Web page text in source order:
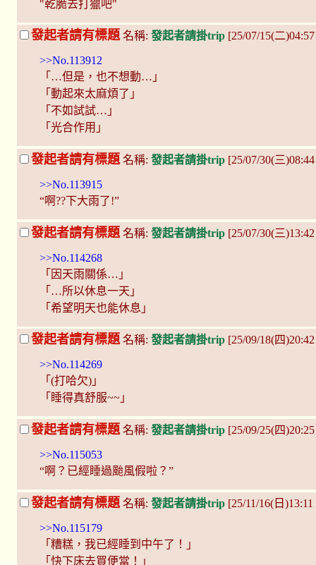
"乾脆去打獵吧"
發起者請有標題名稱: 發起者請掛trip [25/07/15(二
>>No.113912
「…但是，也不想動…」
「動起來太麻煩了」
「不如試試…」
「光合作用」
發起者請有標題 名稱: 發起者請掛trip [25/07/30(三
>>No.113915
“啊??下大雨了!”
發起者請有標題 名稱: 發起者請掛trip [25/07/30(三
>>No.114268
「因天雨關係…」
「…所以休息一天」
「希望明天也能休息」
發起者請有標題名稱: 發起者請掛trip [25/09/18(四
>>No.114269
「(打哈欠)」
「睡得真舒服~~」
發起者請有標題 名稱: 發起者請掛trip [25/09/25(四
>>No.115053
“啊？已經睡過颱風假啦？”
發起者請有標題 名稱: 發起者請掛trip [25/11/16(日
>>No.115179
「糟糕，我已經睡到中午了！」
「快下床去買便當！」